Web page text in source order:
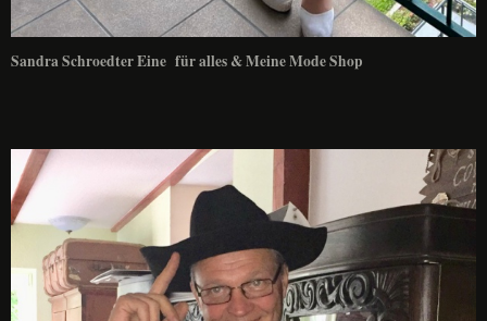
Sandra Schroedter Eine für alles & Meine Mode Shop